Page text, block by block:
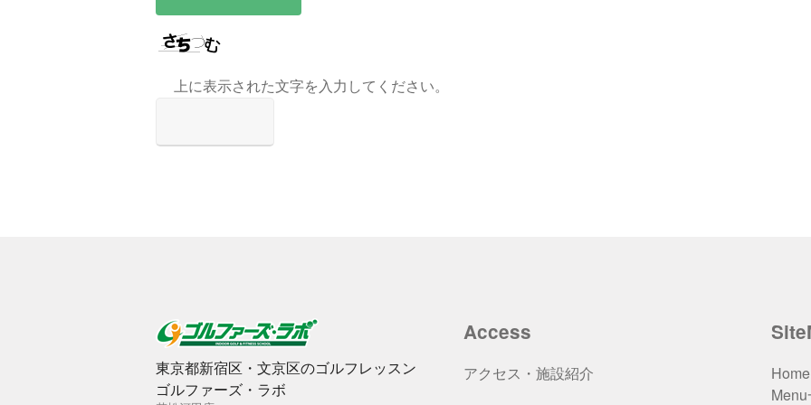
上に表示された文字を入力してください。
東京都新宿区・文京区のゴルフレッスン
ゴルファーズ・ラボ
Access
アクセス・施設紹介
Home